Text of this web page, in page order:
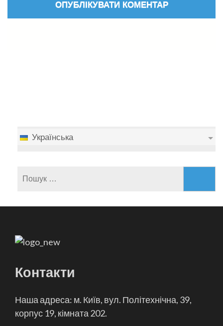
Українська
Контакти
Наша адреса: м. Київ, вул. Політехнічна, 39,
корпус 19, кімната 202.